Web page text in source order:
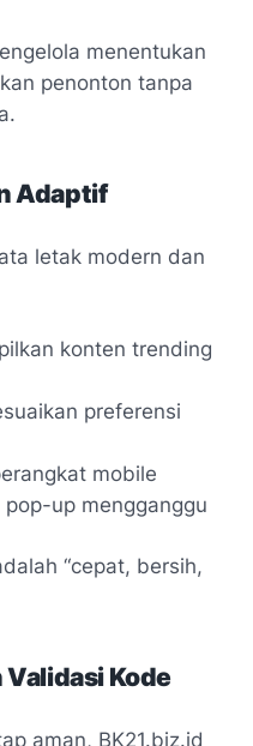
menentukan
penonton tanpa
Adaptif
letak modern dan
konten trending
preferensi
mobile
up mengganggu
“cepat, bersih,
Kode
aman, BK21.biz.id